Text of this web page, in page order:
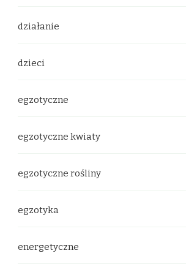
działanie
dzieci
egzotyczne
egzotyczne kwiaty
egzotyczne rośliny
egzotyka
energetyczne